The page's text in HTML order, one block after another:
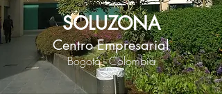
SOLUZONA
Centro Empresarial
Bogotá - Colombia